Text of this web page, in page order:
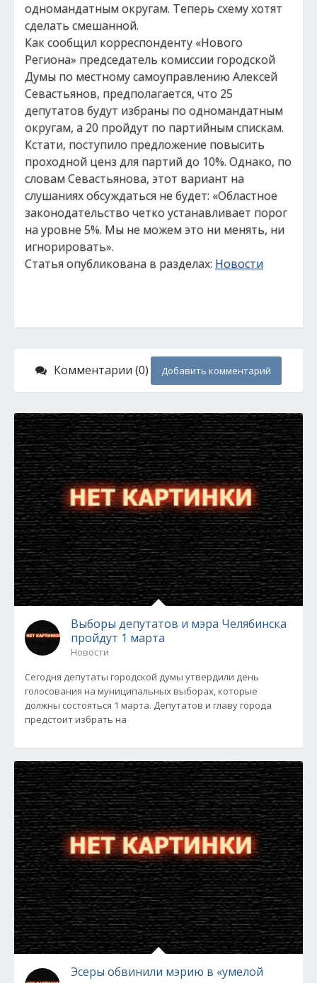
одномандатным округам. Теперь схему хотят
сделать смешанной.
Как сообщил корреспонденту «Нового
Региона» председатель комиссии городской
Думы по местному самоуправлению Алексей
Севастьянов, предполагается, что 25
депутатов будут избраны по одномандатным
округам, а 20 пройдут по партийным спискам.
Кстати, поступило предложение повысить
проходной ценз для партий до 10%. Однако, по
словам Севастьянова, этот вариант на
слушаниях обсуждаться не будет: «Областное
законодательство четко устанавливает порог
на уровне 5%. Мы не можем это ни менять, ни
игнорировать».
Статья опубликована в разделах: Новости
Комментарии (0) Добавить комментарий
Выборы депутатов и мэра Челябинска
пройдут 1 марта
Новости
Сегодня депутаты городской думы утвердили день
голосования на муниципальных выборах, которые
должны состояться 1 марта. Депутатов и главу города
предстоит избрать на
Эсеры обвинили мэрию в «умелой